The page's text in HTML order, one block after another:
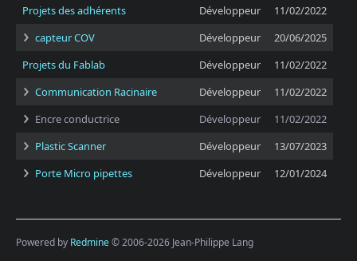
Projets des adhérents
Développeur
11/02/2022
capteur COV
Développeur
20/06/2025
Projets du Fablab
Développeur
11/02/2022
Communication Racinaire
Développeur
11/02/2022
Encre conductrice
Développeur
11/02/2022
Plastic Scanner
Développeur
13/07/2023
Porte Micro pipettes
Développeur 12/01/2024
Powered by Redmine© 2006-2026 Jean-Philippe Lang